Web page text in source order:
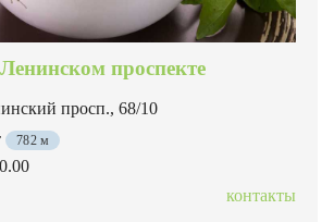
проспекте
просп., 68/10
782 м
контакты